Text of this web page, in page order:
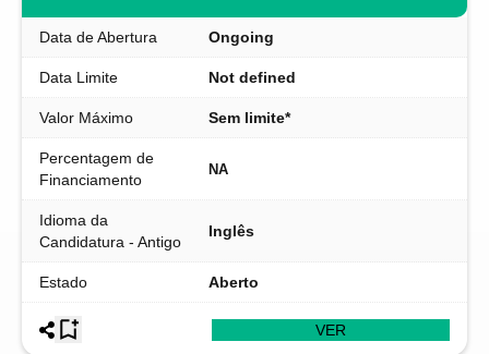
Data de Abertura Ongoing
Data Limite Not defined
Valor Máximo Sem limite*
Percentagem de
Financiamento
NA
Idioma da
Candidatura - Antigo
Inglês
Estado Aberto
VER